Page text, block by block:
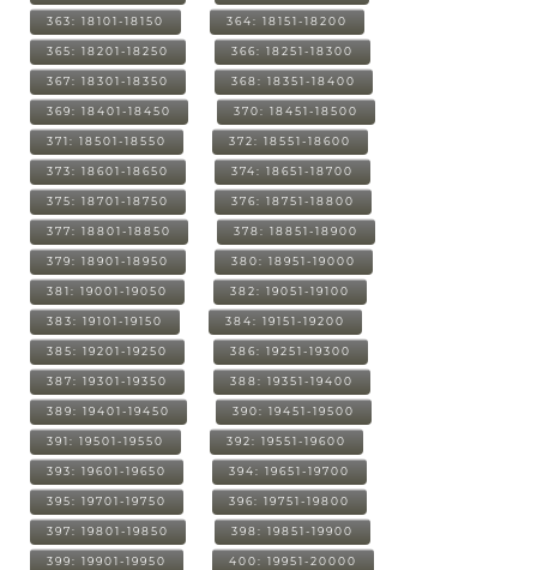
363: 18101-18150 364: 18151-18200
365: 18201-18250 366: 18251-18300
367: 18301-18350 368: 18351-18400
369: 18401-18450 370: 18451-18500
371: 18501-18550 372: 18551-18600
373: 18601-18650 374: 18651-18700
375: 18701-18750 376: 18751-18800
377: 18801-18850 378: 18851-18900
379: 18901-18950 380: 18951-19000
381: 19001-19050 382: 19051-19100
383: 19101-19150 384: 19151-19200
385: 19201-19250 386: 19251-19300
387: 19301-19350 388: 19351-19400
389: 19401-19450 390: 19451-19500
391: 19501-19550 392: 19551-19600
393: 19601-19650 394: 19651-19700
395: 19701-19750 396: 19751-19800
397: 19801-19850 398: 19851-19900
399: 19901-19950 400: 19951-20000